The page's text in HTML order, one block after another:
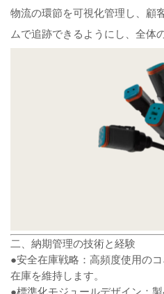
物流の環節を可視化管理し、顧
ムで追跡できるようにし、全体
二、納期管理の技術と経験
●安全在庫戦略：高頻度使用の
在庫を維持します。